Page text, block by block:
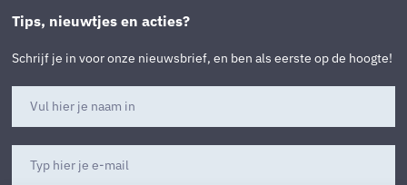
Tips, nieuwtjes en acties?
Schrijf je in voor onze nieuwsbrief, en ben als eerste op de hoogte!